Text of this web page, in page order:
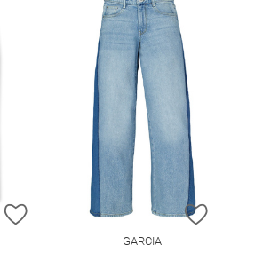
ZUR WUNSCHLISTE HINZUFÜGEN
ZUR
GARCIA